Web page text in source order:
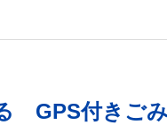
GPS付きごみ